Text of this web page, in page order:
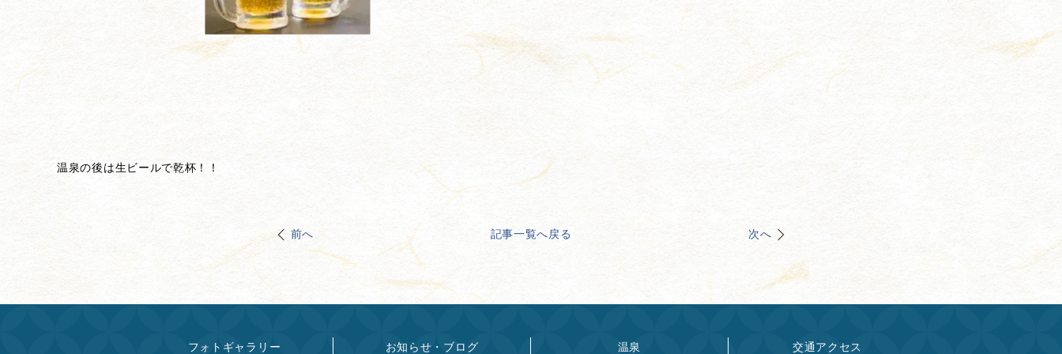
温泉の後は生ビールで乾杯！！
前へ 記事一覧へ戻る 次へ
フォトギャラリー お知らせ・ブログ 温泉 交通アクセス